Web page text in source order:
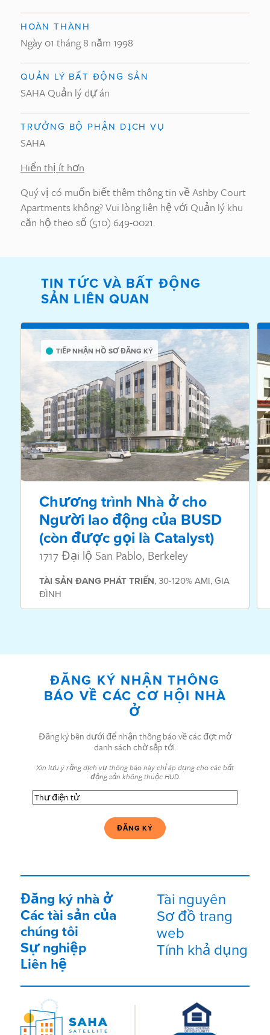
HOÀN THÀNH
Ngày 01 tháng 8 năm 1998
QUẢN LÝ BẤT ĐỘNG SẢN
SAHA Quản lý dự án
TRƯỞNG BỘ PHẬN DỊCH VỤ
SAHA
Hiển thị ít hơn
Quý vị có muốn biết thêm thông tin về Ashby Court
Apartments không? Vui lòng liên hệ với Quản lý khu
căn hộ theo số (510) 649-0021.
TIN TỨC VÀ BẤT ĐỘNG
SẢN LIÊN QUAN
TIẾP NHẬN HỒ SƠ ĐĂNG KÝ
Chương trình Nhà ở cho
Người lao động của BUSD
(còn được gọi là Catalyst)
1717 Đại lộ San Pablo, Berkeley
TÀI SẢN ĐANG PHÁT TRIỂN,30-120% AMI,GIA
ĐÌNH
ĐĂNG KÝ NHẬN THÔNG
BÁO VỀ CÁC CƠ HỘI NHÀ
Ở
Đăng ký bên dưới để nhận thông báo về các đợt mở
danh sách chờ sắp tới.
Xin lưu ý rằng dịch vụ thông báo này chỉ áp dụng cho các bất
động sản không thuộc HUD.
Thư
điện
Đăng ký nhà ở
Các tài sản của
chúng tôi
Sự nghiệp
Liên hệ
Tài nguyên
Sơ đồ trang
web
Tính khả dụng